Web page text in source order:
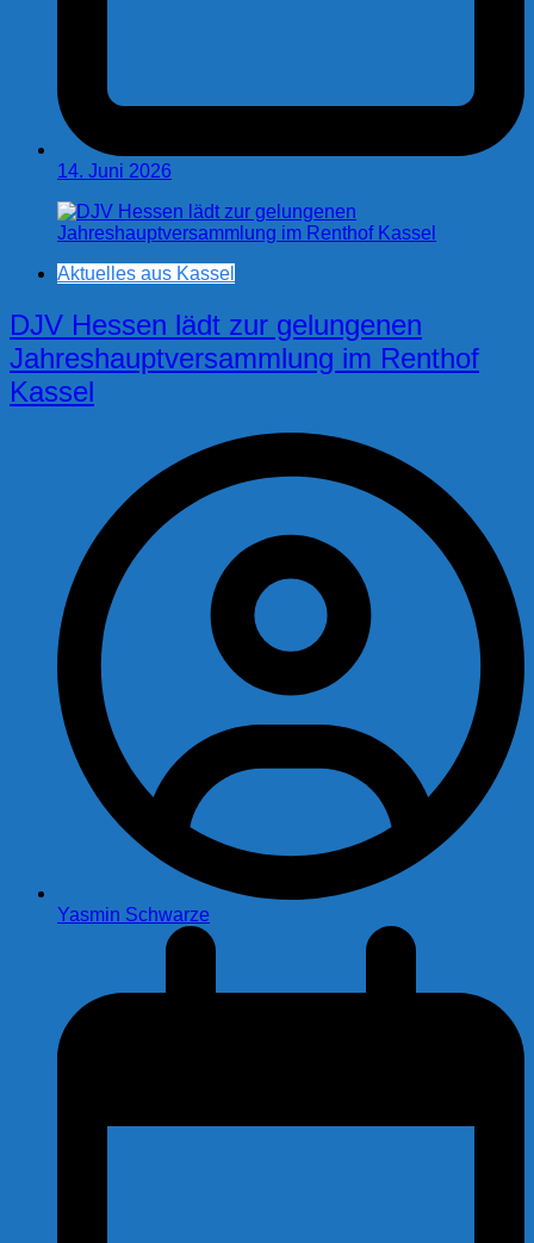
14. Juni 2026
Aktuelles aus Kassel
DJV Hessen lädt zur gelungenen
Jahreshauptversammlung im Renthof
Kassel
Yasmin Schwarze